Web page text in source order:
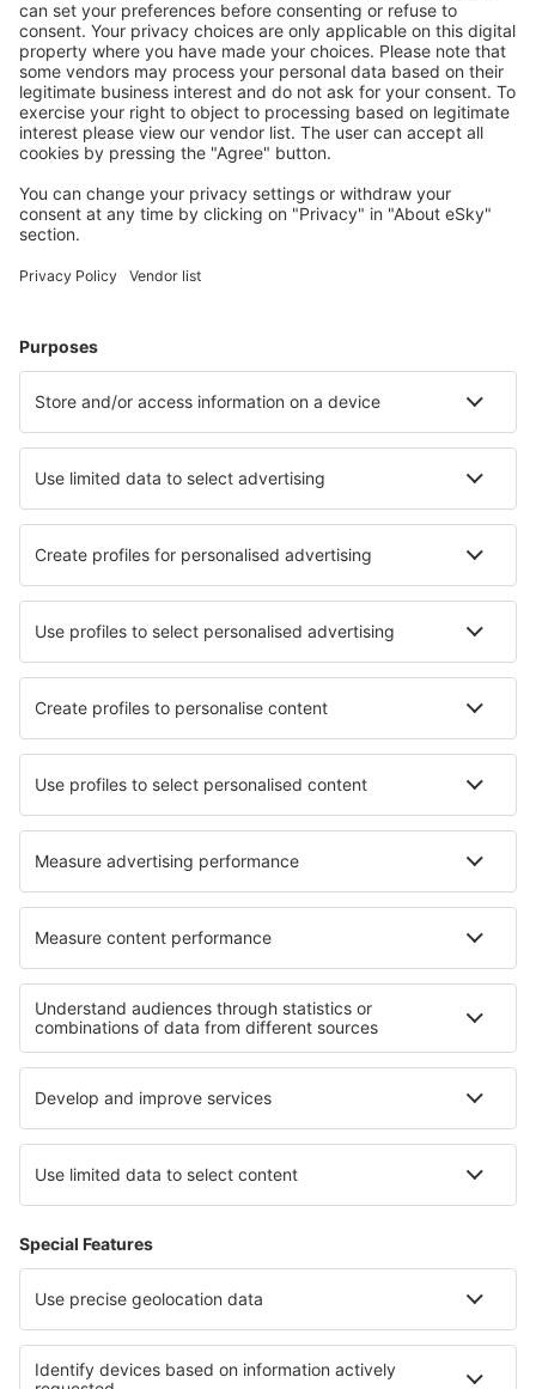
reizen
Plan uw reis
Vliegtickets
Stedentrip
Vlucht+hotel
Hotels
Parkeren
Transfers
Attracties
Kom meer te weten
Mobiele app
Luchtvaartmaatschappijen
KLM
Ryanair
Air France
Wizz Air
Transavia
Over eSky
Algemene voorwaarden
Mijn boekingen
Privacykennisgeving
Ondersteuning en contact
Privacy
Landen
Internationale sites
eSky.eu eSky.com eDestinos.com